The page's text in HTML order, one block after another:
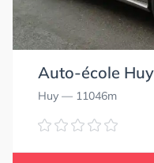
Auto-école
Huy — 11046m